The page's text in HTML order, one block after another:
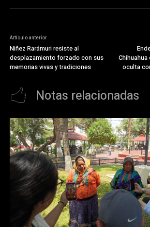
Artículo anterior
Niñez Rarámuri resiste al
desplazamiento forzado con sus
memorias vivas y tradiciones
Chihuahua
oculta
Notas relacionadas